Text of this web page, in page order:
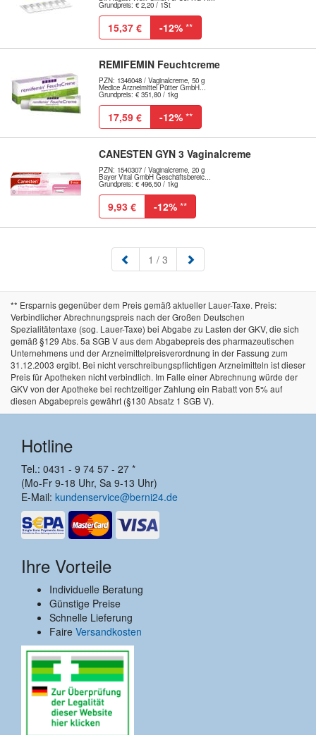
Grundpreis: € 2,20 / 1St
15,37 € -12% **
REMIFEMIN Feuchtcreme
PZN: 1346048 / Vaginalcreme, 50 g
Medice Arzneimittel Pütter GmbH...
Grundpreis: € 351,80 / 1kg
17,59 € -12% **
CANESTEN GYN 3 Vaginalcreme
PZN: 1540307 / Vaginalcreme, 20 g
Bayer Vital GmbH Geschäftsbereic...
Grundpreis: € 496,50 / 1kg
9,93 € -12% **
1 (aktuell)
/ 3
** Ersparnis gegenüber dem Preis gemäß aktueller Lauer-Taxe. Preis:
Verbindlicher Abrechnungspreis nach der Großen Deutschen
Spezialitätentaxe (sog. Lauer-Taxe) bei Abgabe zu Lasten der GKV, die sich
gemäß §129 Abs. 5a SGB V aus dem Abgabepreis des pharmazeutischen
Unternehmens und der Arzneimittelpreisverordnung in der Fassung zum
31.12.2003 ergibt. Bei nicht verschreibungspflichtigen Arzneimitteln ist dieser
Preis für Apotheken nicht verbindlich. Im Falle einer Abrechnung würde der
GKV von der Apotheke bei rechtzeitiger Zahlung ein Rabatt von 5% auf
diesen Abgabepreis gewährt (§130 Absatz 1 SGB V).
Hotline
Tel.: 0431 - 9 74 57 - 27 *
(Mo-Fr 9-18 Uhr, Sa 9-13 Uhr)
E-Mail: kundenservice@berni24.de
Ihre Vorteile
Individuelle Beratung
Günstige Preise
Schnelle Lieferung
Faire Versandkosten